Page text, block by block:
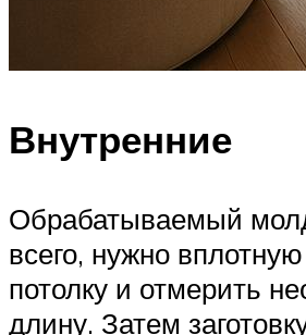
Внутренние
Обрабатываемый
всего, нужно
потолку и отмерить
длину. Затем